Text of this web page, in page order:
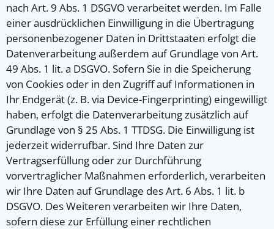
nach Art. 9 Abs. 1 DSGVO verarbeitet werden. Im Falle
einer ausdrücklichen Einwilligung in die Übertragung
personenbezogener Daten in Drittstaaten erfolgt die
Datenverarbeitung außerdem auf Grundlage von Art.
49 Abs. 1 lit. a DSGVO. Sofern Sie in die Speicherung
von Cookies oder in den Zugriff auf Informationen in
Ihr Endgerät (z. B. via Device-Fingerprinting) eingewilligt
haben, erfolgt die Datenverarbeitung zusätzlich auf
Grundlage von § 25 Abs. 1 TTDSG. Die Einwilligung ist
jederzeit widerrufbar. Sind Ihre Daten zur
Vertragserfüllung oder zur Durchführung
vorvertraglicher Maßnahmen erforderlich, verarbeiten
wir Ihre Daten auf Grundlage des Art. 6 Abs. 1 lit. b
DSGVO. Des Weiteren verarbeiten wir Ihre Daten,
sofern diese zur Erfüllung einer rechtlichen